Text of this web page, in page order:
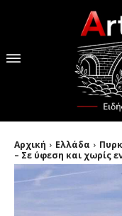
Αρχική Ελλάδα
– Σε ύφεση και χωρίς